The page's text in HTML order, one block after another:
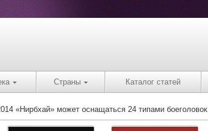
Страны Каталог статей
«Нирбхай» может оснащаться 24 типами боеголовок